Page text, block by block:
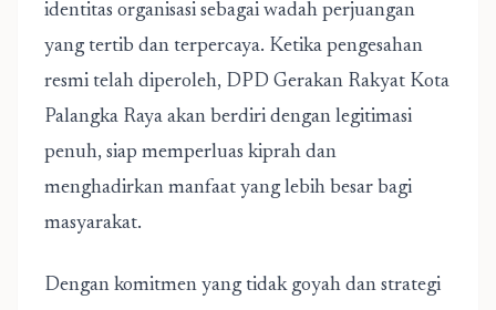
identitas organisasi sebagai wadah perjuangan
yang tertib dan terpercaya. Ketika pengesahan
resmi telah diperoleh, DPD Gerakan Rakyat Kota
Palangka Raya akan berdiri dengan legitimasi
penuh, siap memperluas kiprah dan
menghadirkan manfaat yang lebih besar bagi
masyarakat.
Dengan komitmen yang tidak goyah dan strategi